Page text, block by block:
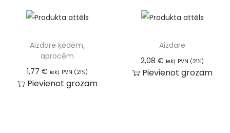
Aizdare ķēdēm,
aprocēm
1,77€ iekļ. PVN (21%)
Pievienot grozam
Aizdare
2,08€ iekļ. PVN (21%)
Pievienot grozam